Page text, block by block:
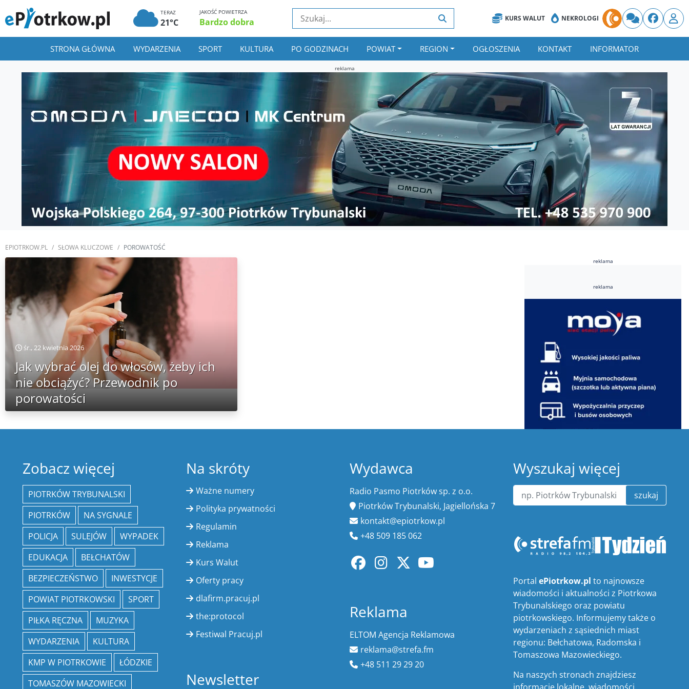
TERAZ
21°C
JAKOŚĆ POWIETRZA
Bardzo dobra KURS WALUT NEKROLOGI
STRONA GŁÓWNA WYDARZENIA SPORT KULTURA PO GODZINACH POWIAT REGION OGŁOSZENIA KONTAKT INFORMATOR
reklama
EPIOTRKOW.PL SŁOWA KLUCZOWE POROWATOŚĆ
śr., 22 kwietnia 2026
Jak wybrać olej do włosów, żeby ich
nie obciążyć? Przewodnik po
porowatości
reklama
reklama
Zobacz więcej
PIOTRKÓW TRYBUNALSKI
PIOTRKÓW
NA SYGNALE
POLICJA
SULEJÓW
WYPADEK
EDUKACJA
BEŁCHATÓW
BEZPIECZEŃSTWO
INWESTYCJE
POWIAT PIOTRKOWSKI
SPORT
PIŁKA RĘCZNA
MUZYKA
WYDARZENIA
KULTURA
KMP W PIOTRKOWIE
ŁÓDZKIE
TOMASZÓW MAZOWIECKI
Na skróty
Ważne numery
Polityka prywatności
Regulamin
Reklama
Kurs Walut
Oferty pracy
dlafirm.pracuj.pl
the:protocol
Festiwal Pracuj.pl
Newsletter
Wydawca
Radio Pasmo Piotrków sp. z o.o.
Piotrków Trybunalski, Jagiellońska 7
kontakt@epiotrkow.pl
+48 509 185 062
Reklama
ELTOM Agencja Reklamowa
reklama@strefa.fm
+48 511 29 29 20
Wyszukaj więcej
szukaj
PortalePiotrkow.pl to najnowsze
wiadomości i aktualności z Piotrkowa
Trybunalskiego oraz powiatu
piotrkowskiego. Informujemy także o
wydarzeniach z sąsiednich miast
regionu: Bełchatowa, Radomska i
Tomaszowa Mazowieckiego.
Na naszych stronach znajdziesz